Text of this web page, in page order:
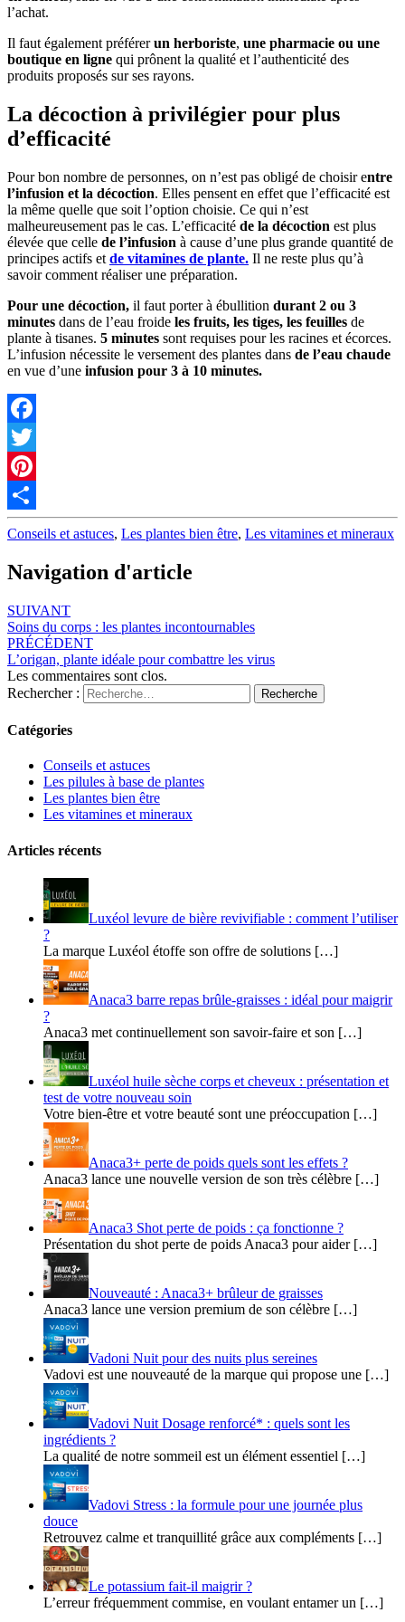
l’achat.
Il faut également préférerun herboriste, une pharmacie ou une
boutique en ligne qui prônent la qualité et l’authenticité des
produits proposés sur ses rayons.
La décoction à privilégier pour plus
d’efficacité
Pour bon nombre de personnes, on n’est pas obligé de choisir entre
l’infusion et la décoction. Elles pensent en effet que l’efficacité est
la même quelle que soit l’option choisie. Ce qui n’est
malheureusement pas le cas. L’efficacité de la décoction est plus
élevée que celle de l’infusion à cause d’une plus grande quantité de
principes actifs et de vitamines de plante. Il ne reste plus qu’à
savoir comment réaliser une préparation.
Pour une décoction, il faut porter à ébullition durant 2 ou 3
minutes dans de l’eau froide les fruits, les tiges, les feuilles de
plante à tisanes. 5 minutes sont requises pour les racines et écorces.
L’infusion nécessite le versement des plantes dans de l’eau chaude
en vue d’une infusion pour 3 à 10 minutes.
Facebook
Twitter
Pinterest
Partager
Conseils et astuces, Les plantes bien être, Les vitamines et mineraux
Navigation d'article
SUIVANT
Soins du corps : les plantes incontournables
PRÉCÉDENT
L’origan, plante idéale pour combattre les virus
Les commentaires sont clos.
Rechercher :
Recherche
Catégories
Conseils et astuces
Les pilules à base de plantes
Les plantes bien être
Les vitamines et mineraux
Articles récents
Luxéol levure de bière revivifiable : comment l’utiliser
?
La marque Luxéol étoffe son offre de solutions […]
Anaca3 barre repas brûle-graisses : idéal pour maigrir
?
Anaca3 met continuellement son savoir-faire et son […]
Luxéol huile sèche corps et cheveux : présentation et
test de votre nouveau soin
Votre bien-être et votre beauté sont une préoccupation […]
Anaca3+ perte de poids quels sont les effets ?
Anaca3 lance une nouvelle version de son très célèbre […]
Anaca3 Shot perte de poids : ça fonctionne ?
Présentation du shot perte de poids Anaca3 pour aider […]
Nouveauté : Anaca3+ brûleur de graisses
Anaca3 lance une version premium de son célèbre […]
Vadoni Nuit pour des nuits plus sereines
Vadovi est une nouveauté de la marque qui propose une […]
Vadovi Nuit Dosage renforcé* : quels sont les
ingrédients ?
La qualité de notre sommeil est un élément essentiel […]
Vadovi Stress : la formule pour une journée plus
douce
Retrouvez calme et tranquillité grâce aux compléments […]
Le potassium fait-il maigrir ?
L’erreur fréquemment commise, en voulant entamer un […]